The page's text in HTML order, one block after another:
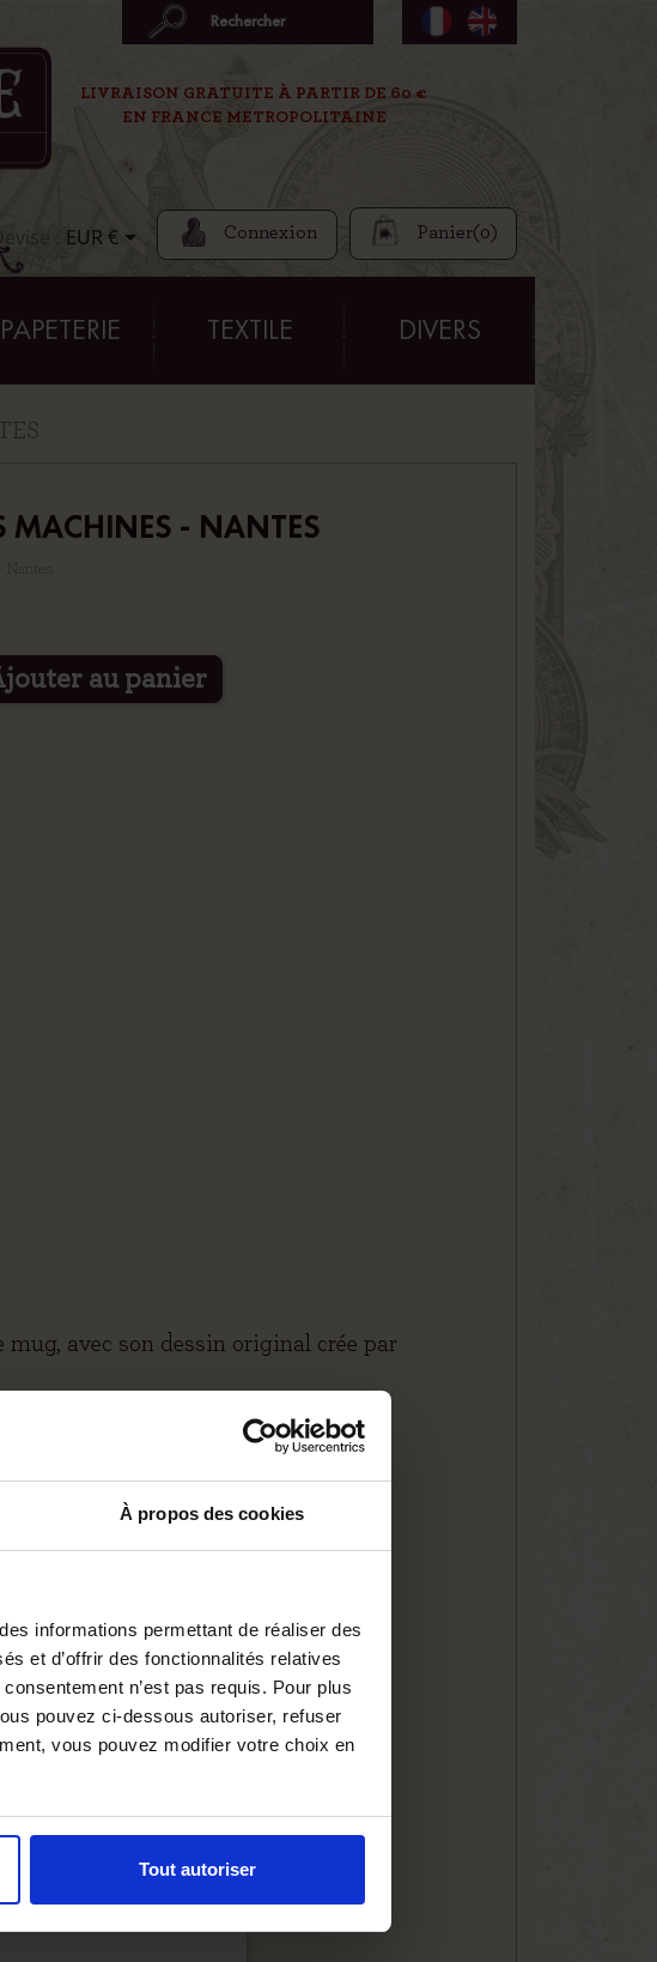
À propos des cookies
informations permettant de réaliser des
et d’offrir des fonctionnalités relatives
n’est pas requis. Pour plus
pouvez ci-dessous autoriser, refuser
vous pouvez modifier votre choix en
Tout autoriser
LIVRAISON GRATUITE À PARTIR DE 60 €
EN FRANCE METROPOLITAINE
PAPETERIE TEXTILE DIVERS
: EUR € Connexion Panier(0)
MACHINES - NANTES
au panier
mug, avec son dessin original crée par